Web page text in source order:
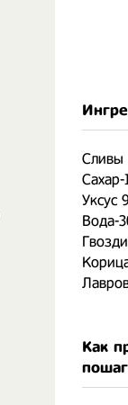
Сливы
Сахар-
Уксус
Вода-
Как